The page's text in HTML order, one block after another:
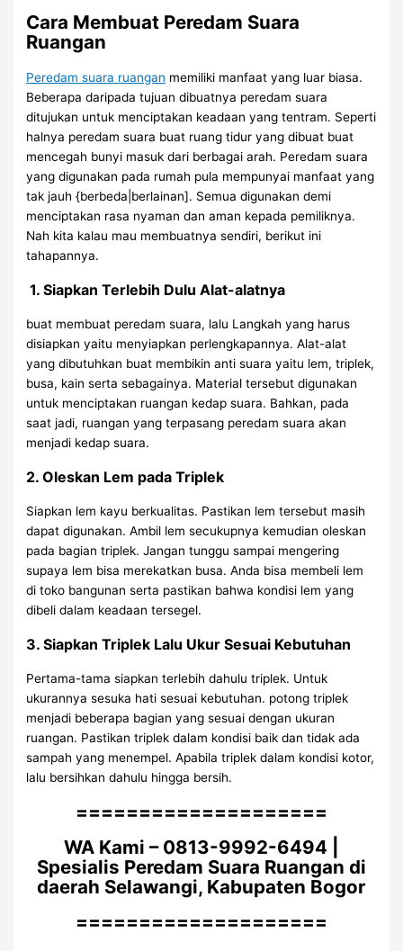
Cara Membuat Peredam Suara
Ruangan
Peredam suara ruangan memiliki manfaat yang luar biasa.
Beberapa daripada tujuan dibuatnya peredam suara
ditujukan untuk menciptakan keadaan yang tentram. Seperti
halnya peredam suara buat ruang tidur yang dibuat buat
mencegah bunyi masuk dari berbagai arah. Peredam suara
yang digunakan pada rumah pula mempunyai manfaat yang
tak jauh {berbeda|berlainan]. Semua digunakan demi
menciptakan rasa nyaman dan aman kepada pemiliknya.
Nah kita kalau mau membuatnya sendiri, berikut ini
tahapannya.
1. Siapkan Terlebih Dulu Alat-alatnya
buat membuat peredam suara, lalu Langkah yang harus
disiapkan yaitu menyiapkan perlengkapannya. Alat-alat
yang dibutuhkan buat membikin anti suara yaitu lem, triplek,
busa, kain serta sebagainya. Material tersebut digunakan
untuk menciptakan ruangan kedap suara. Bahkan, pada
saat jadi, ruangan yang terpasang peredam suara akan
menjadi kedap suara.
2. Oleskan Lem pada Triplek
Siapkan lem kayu berkualitas. Pastikan lem tersebut masih
dapat digunakan. Ambil lem secukupnya kemudian oleskan
pada bagian triplek. Jangan tunggu sampai mengering
supaya lem bisa merekatkan busa. Anda bisa membeli lem
di toko bangunan serta pastikan bahwa kondisi lem yang
dibeli dalam keadaan tersegel.
3. Siapkan Triplek Lalu Ukur Sesuai Kebutuhan
Pertama-tama siapkan terlebih dahulu triplek. Untuk
ukurannya sesuka hati sesuai kebutuhan. potong triplek
menjadi beberapa bagian yang sesuai dengan ukuran
ruangan. Pastikan triplek dalam kondisi baik dan tidak ada
sampah yang menempel. Apabila triplek dalam kondisi kotor,
lalu bersihkan dahulu hingga bersih.
====================
WA Kami – 0813-9992-6494 |
Spesialis Peredam Suara Ruangan di
daerah Selawangi, Kabupaten Bogor
====================